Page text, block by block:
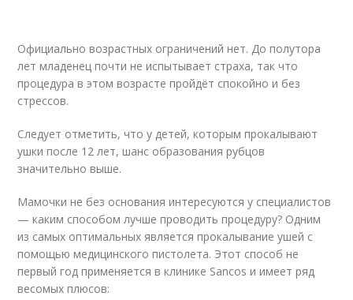
Официально возрастных ограничений нет. До полутора
лет младенец почти не испытывает страха, так что
процедура в этом возрасте пройдёт спокойно и без
стрессов.
Следует отметить, что у детей, которым прокалывают
ушки после 12 лет, шанс образования рубцов
значительно выше.
Мамочки не без основания интересуются у специалистов
— каким способом лучше проводить процедуру? Одним
из самых оптимальных является прокалывание ушей с
помощью медицинского пистолета. Этот способ не
первый год применяется в клинике Sancos и имеет ряд
весомых плюсов: